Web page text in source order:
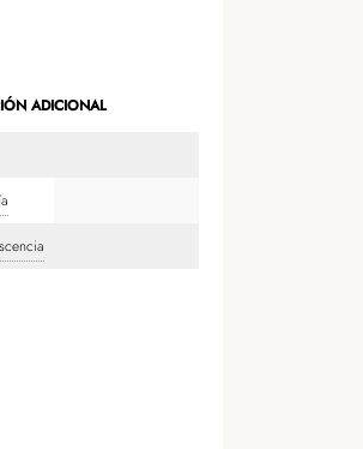
ADICIONAL